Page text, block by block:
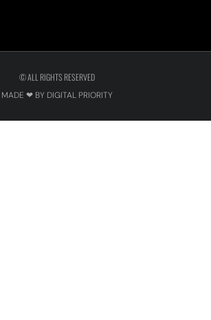
© ALL RIGHTS RESERVED
MADE ❤ BY DIGITAL PRIORITY